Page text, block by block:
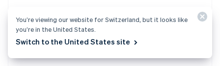
Riduzione dei tassi di conversione
You’re viewing our website for Switzerland, but it looks like
you’re in the United States.
Switch to the United States site